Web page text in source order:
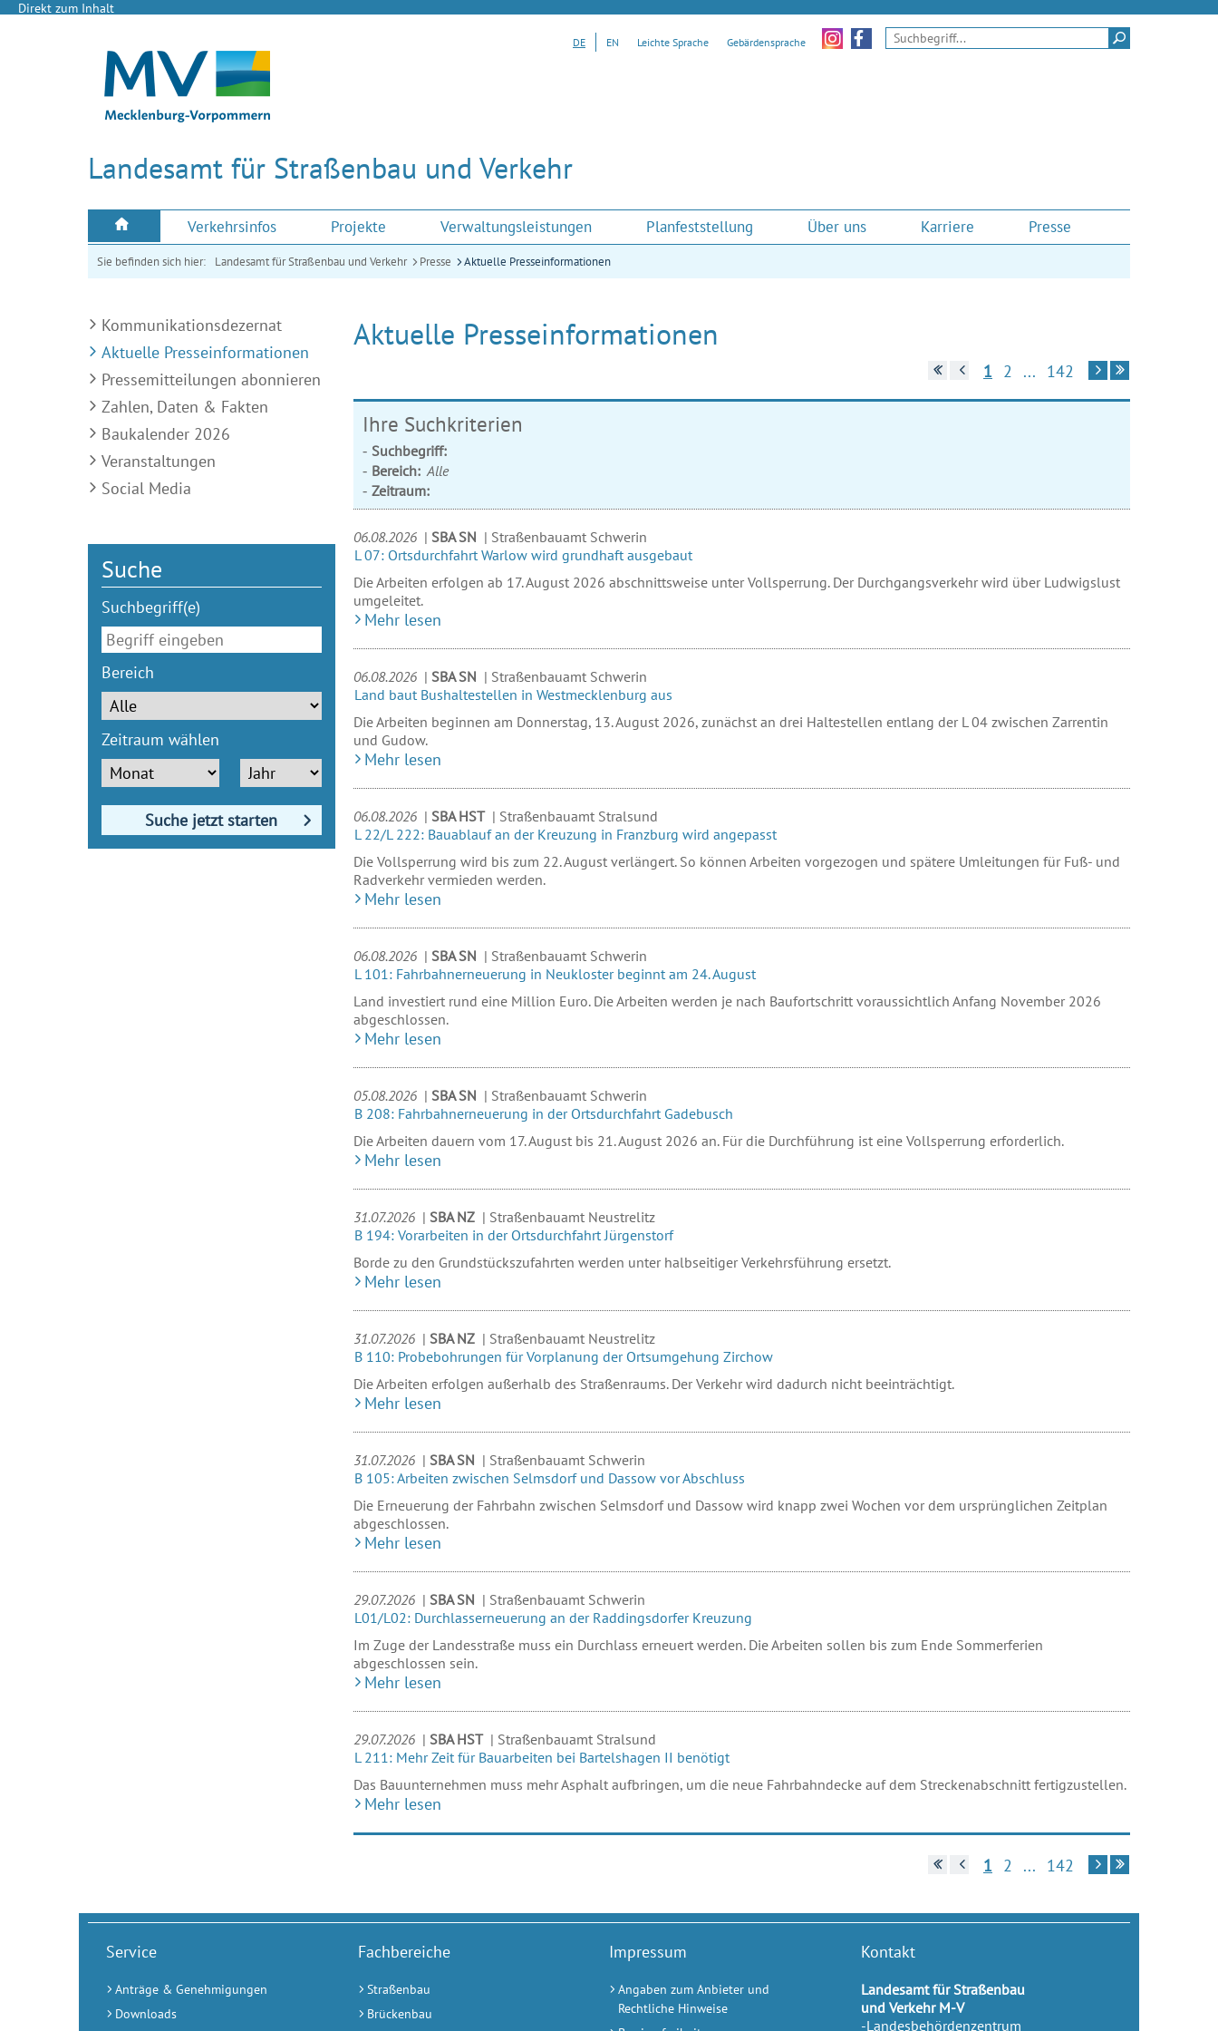
Direkt zum Inhalt
Landesamt für Straßenbau und Verkehr
DE EN Leichte Sprache Gebärdensprache
Zu unseren Instagram-Momenten
Zu unserem Facebook-Auftritt
Suchen
Verkehrsinfos Projekte Verwaltungsleistungen Planfeststellung Über uns Karriere Presse
Sie befinden sich hier: Landesamt für Straßenbau und Verkehr Presse Aktuelle Presseinformationen
Kommunikationsdezernat
Aktuelle Presseinformationen
Pressemitteilungen abonnieren
Zahlen, Daten & Fakten
Baukalender 2026
Veranstaltungen
Social Media
Suche
Suchbegriff(e)
Bereich
Zeitraum wählen
Suche jetzt starten
Aktuelle Presseinformationen
Zur ersten SeiteZur vorherigen Seite
1 2 ... 142
Zur nächsten SeiteZur letzten Seite
Ihre Suchkriterien
Suchbegriff:
Bereich: Alle
Zeitraum:
06.08.2026 | SBA SN | Straßenbauamt Schwerin
L 07: Ortsdurchfahrt Warlow wird grundhaft ausgebaut
Die Arbeiten erfolgen ab 17. August 2026 abschnittsweise unter Vollsperrung. Der Durchgangsverkehr wird über Ludwigslust
umgeleitet.
Mehr lesen
06.08.2026 | SBA SN | Straßenbauamt Schwerin
Land baut Bushaltestellen in Westmecklenburg aus
Die Arbeiten beginnen am Donnerstag, 13. August 2026, zunächst an drei Haltestellen entlang der L 04 zwischen Zarrentin
und Gudow.
Mehr lesen
06.08.2026 | SBA HST | Straßenbauamt Stralsund
L 22/L 222: Bauablauf an der Kreuzung in Franzburg wird angepasst
Die Vollsperrung wird bis zum 22. August verlängert. So können Arbeiten vorgezogen und spätere Umleitungen für Fuß- und
Radverkehr vermieden werden.
Mehr lesen
06.08.2026 | SBA SN | Straßenbauamt Schwerin
L 101: Fahrbahnerneuerung in Neukloster beginnt am 24. August
Land investiert rund eine Million Euro. Die Arbeiten werden je nach Baufortschritt voraussichtlich Anfang November 2026
abgeschlossen.
Mehr lesen
05.08.2026 | SBA SN | Straßenbauamt Schwerin
B 208: Fahrbahnerneuerung in der Ortsdurchfahrt Gadebusch
Die Arbeiten dauern vom 17. August bis 21. August 2026 an. Für die Durchführung ist eine Vollsperrung erforderlich.
Mehr lesen
31.07.2026 | SBA NZ | Straßenbauamt Neustrelitz
B 194: Vorarbeiten in der Ortsdurchfahrt Jürgenstorf
Borde zu den Grundstückszufahrten werden unter halbseitiger Verkehrsführung ersetzt.
Mehr lesen
31.07.2026 | SBA NZ | Straßenbauamt Neustrelitz
B 110: Probebohrungen für Vorplanung der Ortsumgehung Zirchow
Die Arbeiten erfolgen außerhalb des Straßenraums. Der Verkehr wird dadurch nicht beeinträchtigt.
Mehr lesen
31.07.2026 | SBA SN | Straßenbauamt Schwerin
B 105: Arbeiten zwischen Selmsdorf und Dassow vor Abschluss
Die Erneuerung der Fahrbahn zwischen Selmsdorf und Dassow wird knapp zwei Wochen vor dem ursprünglichen Zeitplan
abgeschlossen.
Mehr lesen
29.07.2026 | SBA SN | Straßenbauamt Schwerin
L01/L02: Durchlasserneuerung an der Raddingsdorfer Kreuzung
Im Zuge der Landesstraße muss ein Durchlass erneuert werden. Die Arbeiten sollen bis zum Ende Sommerferien
abgeschlossen sein.
Mehr lesen
29.07.2026 | SBA HST | Straßenbauamt Stralsund
L 211: Mehr Zeit für Bauarbeiten bei Bartelshagen II benötigt
Das Bauunternehmen muss mehr Asphalt aufbringen, um die neue Fahrbahndecke auf dem Streckenabschnitt fertigzustellen.
Mehr lesen
Zur ersten SeiteZur vorherigen Seite
1 2 ... 142
Zur nächsten SeiteZur letzten Seite
Service
Anträge & Genehmigungen
Downloads
Fachbereiche
Straßenbau
Brückenbau
Impressum
Angaben zum Anbieter und
Rechtliche Hinweise
Kontakt
Landesamt für Straßenbau
und Verkehr M-V
-Landesbehördenzentrum